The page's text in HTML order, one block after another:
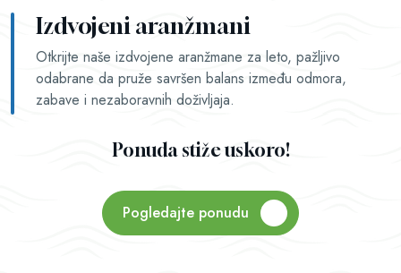
Izdvojeni aranžmani
Otkrijte naše izdvojene aranžmane za leto, pažljivo
odabrane da pruže savršen balans između odmora,
zabave i nezaboravnih doživljaja.
Pogledajte ponudu
Ponuda stiže uskoro!